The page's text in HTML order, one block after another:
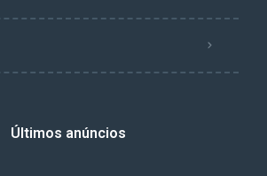
Últimos anúncios